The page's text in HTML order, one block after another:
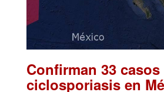
Confirman 33 casos
ciclosporiasis en